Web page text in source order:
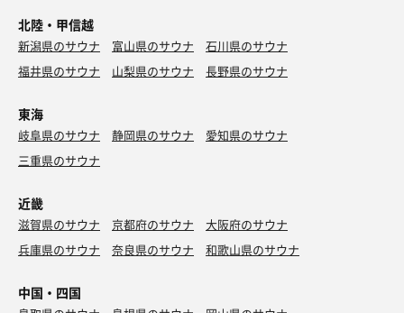
北陸・甲信越
新潟県のサウナ 富山県のサウナ
石川県のサウナ
福井県のサウナ
山梨県のサウナ 長野県のサウナ
東海
岐阜県のサウナ 静岡県のサウナ
愛知県のサウナ
三重県のサウナ
近畿
滋賀県のサウナ 京都府のサウナ
大阪府のサウナ
兵庫県のサウナ
奈良県のサウナ 和歌山県のサウナ
中国・四国